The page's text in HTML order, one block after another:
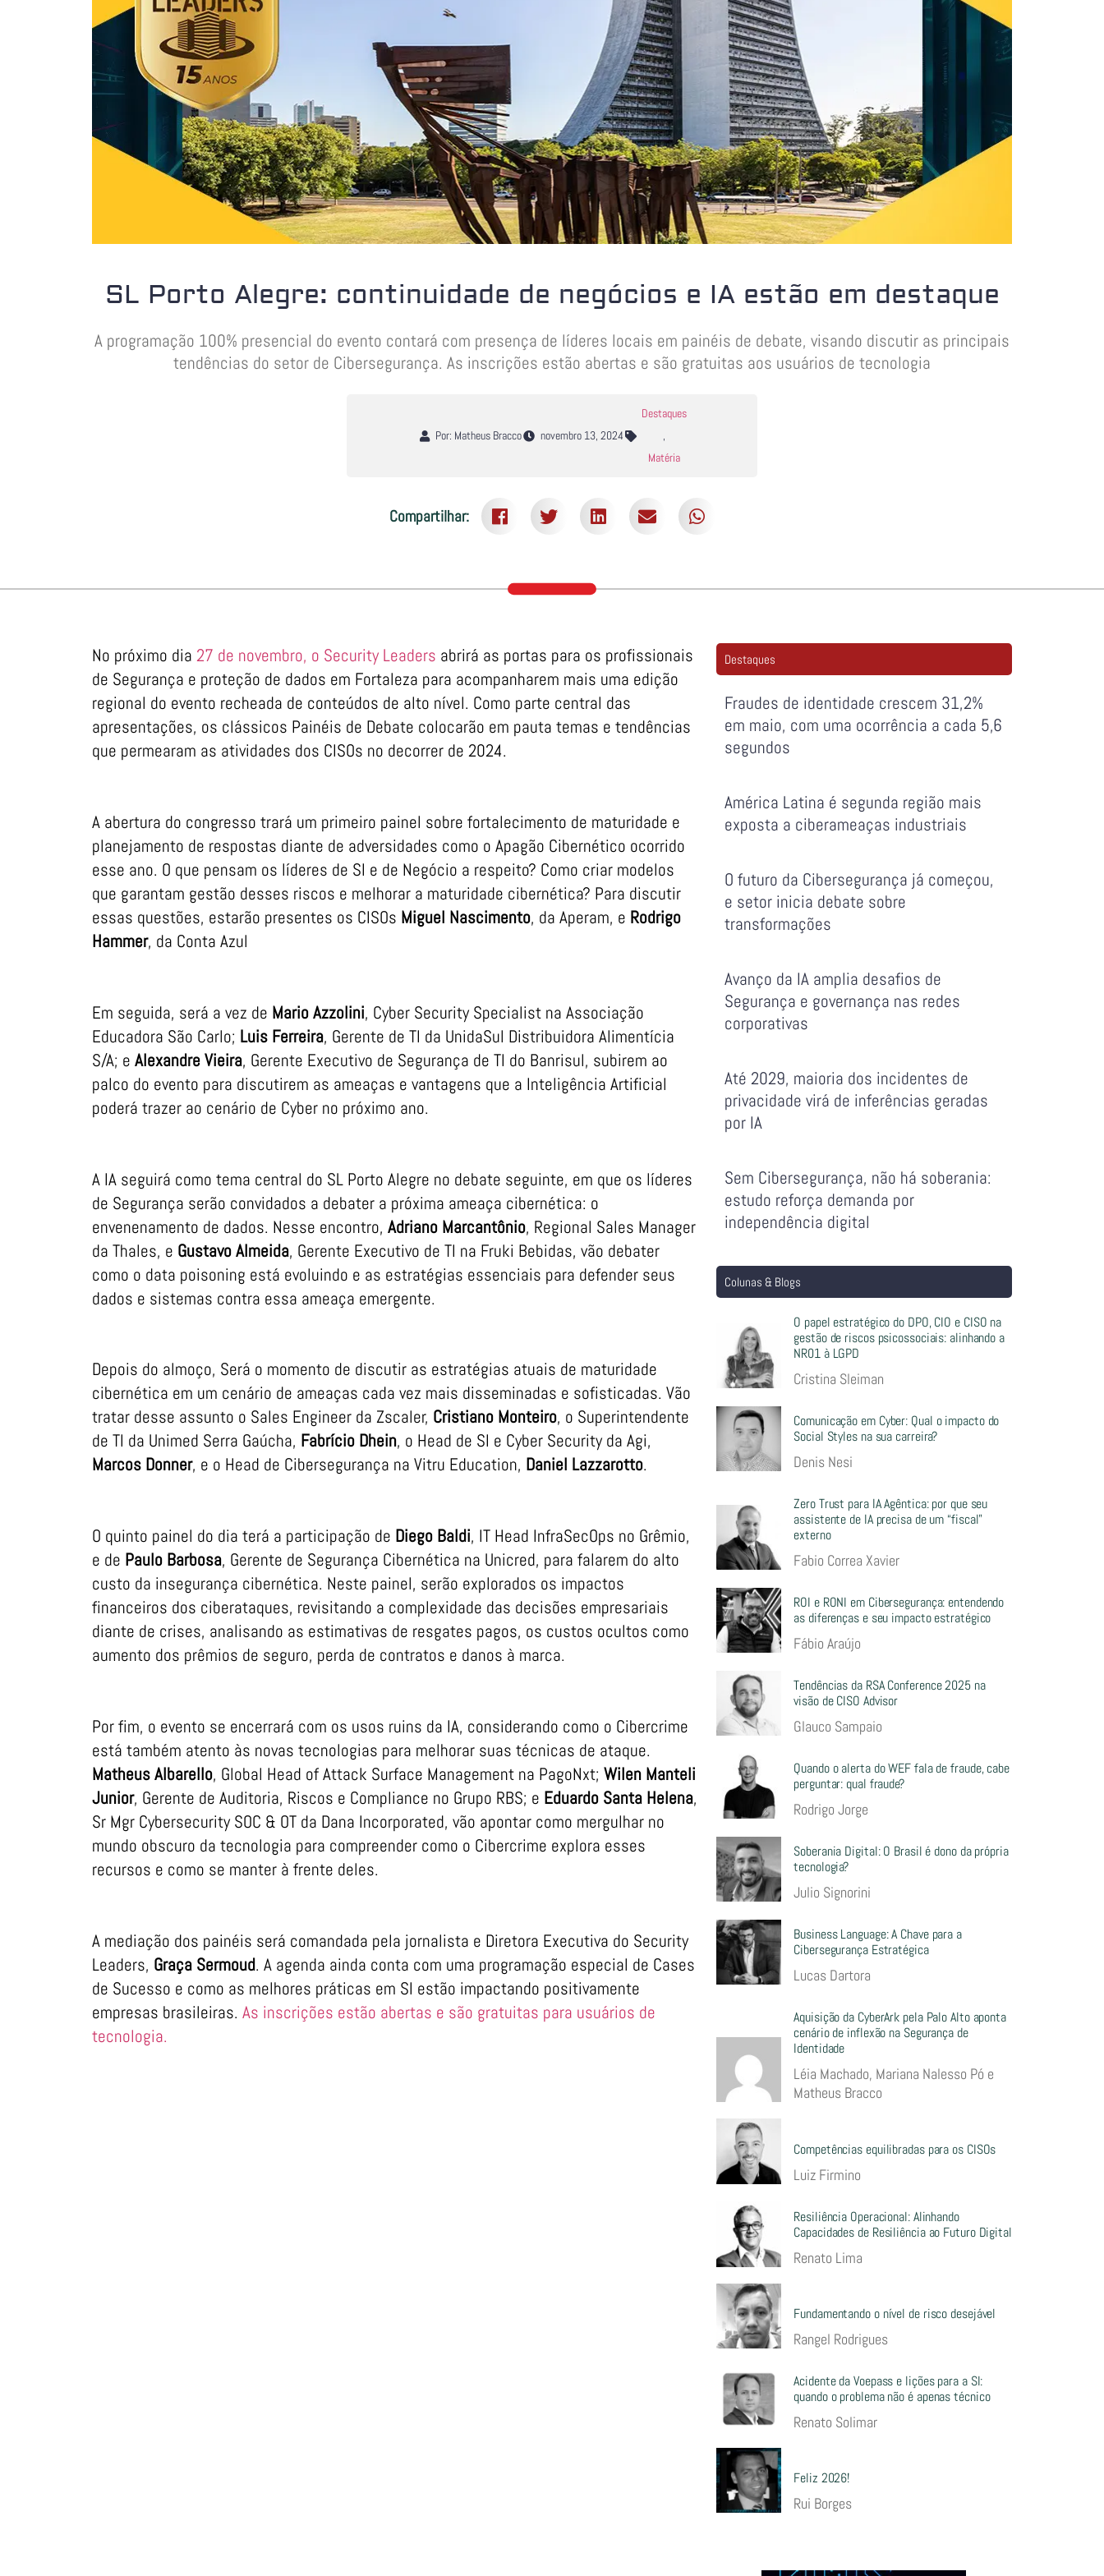
SL Porto Alegre: continuidade de negócios e IA estão em destaque
A programação 100% presencial do evento contará com presença de líderes locais em painéis de debate, visando discutir as principais
tendências do setor de Cibersegurança. As inscrições estão abertas e são gratuitas aos usuários de tecnologia
Por: Matheus Bracco novembro 13, 2024
Destaques
,
Matéria
Compartilhar:
No próximo dia 27 de novembro, o Security Leaders abrirá as portas para os profissionais
de Segurança e proteção de dados em Fortaleza para acompanharem mais uma edição
regional do evento recheada de conteúdos de alto nível. Como parte central das
apresentações, os clássicos Painéis de Debate colocarão em pauta temas e tendências
que permearam as atividades dos CISOs no decorrer de 2024.
A abertura do congresso trará um primeiro painel sobre fortalecimento de maturidade e
planejamento de respostas diante de adversidades como o Apagão Cibernético ocorrido
esse ano. O que pensam os líderes de SI e de Negócio a respeito? Como criar modelos
que garantam gestão desses riscos e melhorar a maturidade cibernética? Para discutir
essas questões, estarão presentes os CISOs Miguel Nascimento, da Aperam, e Rodrigo
Hammer, da Conta Azul
Em seguida, será a vez de Mario Azzolini, Cyber Security Specialist na Associação
Educadora São Carlo; Luis Ferreira, Gerente de TI da UnidaSul Distribuidora Alimentícia
S/A; e Alexandre Vieira, Gerente Executivo de Segurança de TI do Banrisul, subirem ao
palco do evento para discutirem as ameaças e vantagens que a Inteligência Artificial
poderá trazer ao cenário de Cyber no próximo ano.
A IA seguirá como tema central do SL Porto Alegre no debate seguinte, em que os líderes
de Segurança serão convidados a debater a próxima ameaça cibernética: o
envenenamento de dados. Nesse encontro, Adriano Marcantônio, Regional Sales Manager
da Thales, e Gustavo Almeida, Gerente Executivo de TI na Fruki Bebidas, vão debater
como o data poisoning está evoluindo e as estratégias essenciais para defender seus
dados e sistemas contra essa ameaça emergente.
Depois do almoço, Será o momento de discutir as estratégias atuais de maturidade
cibernética em um cenário de ameaças cada vez mais disseminadas e sofisticadas. Vão
tratar desse assunto o Sales Engineer da Zscaler, Cristiano Monteiro, o Superintendente
de TI da Unimed Serra Gaúcha, Fabrício Dhein, o Head de SI e Cyber Security da Agi,
Marcos Donner, e o Head de Cibersegurança na Vitru Education, Daniel Lazzarotto.
O quinto painel do dia terá a participação de Diego Baldi, IT Head InfraSecOps no Grêmio,
e de Paulo Barbosa, Gerente de Segurança Cibernética na Unicred, para falarem do alto
custo da insegurança cibernética. Neste painel, serão explorados os impactos
financeiros dos ciberataques, revisitando a complexidade das decisões empresariais
diante de crises, analisando as estimativas de resgates pagos, os custos ocultos como
aumento dos prêmios de seguro, perda de contratos e danos à marca.
Por fim, o evento se encerrará com os usos ruins da IA, considerando como o Cibercrime
está também atento às novas tecnologias para melhorar suas técnicas de ataque.
Matheus Albarello, Global Head of Attack Surface Management na PagoNxt; Wilen Manteli
Junior, Gerente de Auditoria, Riscos e Compliance no Grupo RBS; e Eduardo Santa Helena,
Sr Mgr Cybersecurity SOC & OT da Dana Incorporated, vão apontar como mergulhar no
mundo obscuro da tecnologia para compreender como o Cibercrime explora esses
recursos e como se manter à frente deles.
A mediação dos painéis será comandada pela jornalista e Diretora Executiva do Security
Leaders, Graça Sermoud. A agenda ainda conta com uma programação especial de Cases
de Sucesso e como as melhores práticas em SI estão impactando positivamente
empresas brasileiras. As inscrições estão abertas e são gratuitas para usuários de
tecnologia.
Destaques
Fraudes de identidade crescem 31,2%
em maio, com uma ocorrência a cada 5,6
segundos
América Latina é segunda região mais
exposta a ciberameaças industriais
O futuro da Cibersegurança já começou,
e setor inicia debate sobre
transformações
Avanço da IA amplia desafios de
Segurança e governança nas redes
corporativas
Até 2029, maioria dos incidentes de
privacidade virá de inferências geradas
por IA
Sem Cibersegurança, não há soberania:
estudo reforça demanda por
independência digital
Colunas & Blogs
O papel estratégico do DPO, CIO e CISO na
gestão de riscos psicossociais: alinhando a
NR01 à LGPD
Cristina Sleiman
Comunicação em Cyber: Qual o impacto do
Social Styles na sua carreira?
Denis Nesi
Zero Trust para IA Agêntica: por que seu
assistente de IA precisa de um “fiscal”
externo
Fabio Correa Xavier
ROI e RONI em Cibersegurança: entendendo
as diferenças e seu impacto estratégico
Fábio Araújo
Tendências da RSA Conference 2025 na
visão de CISO Advisor
Glauco Sampaio
Quando o alerta do WEF fala de fraude, cabe
perguntar: qual fraude?
Rodrigo Jorge
Soberania Digital: O Brasil é dono da própria
tecnologia?
Julio Signorini
Business Language: A Chave para a
Cibersegurança Estratégica
Lucas Dartora
Aquisição da CyberArk pela Palo Alto aponta
cenário de inflexão na Segurança de
Identidade
Léia Machado, Mariana Nalesso Pó e
Matheus Bracco
Competências equilibradas para os CISOs
Luiz Firmino
Resiliência Operacional: Alinhando
Capacidades de Resiliência ao Futuro Digital
Renato Lima
Fundamentando o nível de risco desejável
Rangel Rodrigues
Acidente da Voepass e lições para a SI:
quando o problema não é apenas técnico
Renato Solimar
Feliz 2026!
Rui Borges